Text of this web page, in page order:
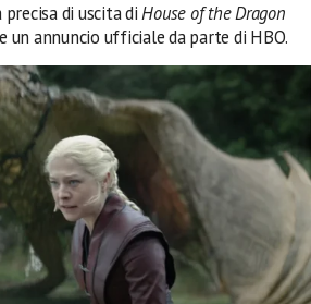
precisa di uscita diHouse of the Dragon
annuncio ufficiale da parte di HBO.